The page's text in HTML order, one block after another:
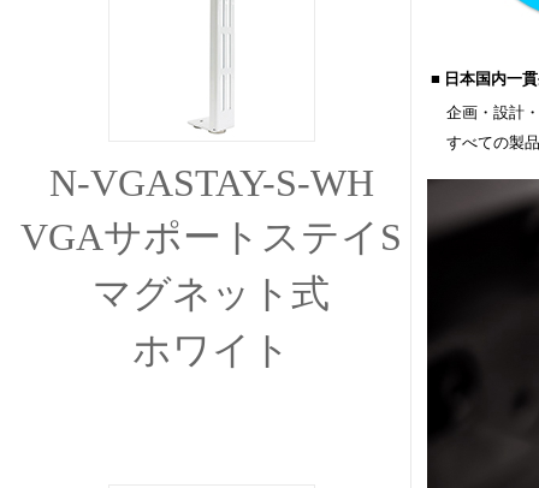
N-VGASTAY-S-WH
VGAサポートステイS
マグネット式
ホワイト
■ 日本国内一
企画・設計
すべての製